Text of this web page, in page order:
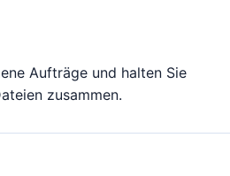
Aufträge und halten Sie
zusammen.